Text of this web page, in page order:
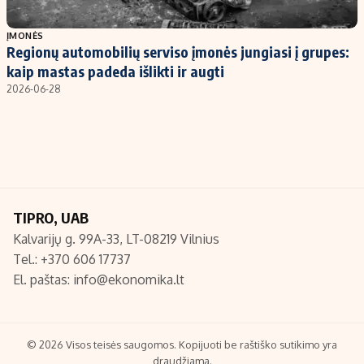
Populiarios temos
Investavimas
Akcijų rinka
Titulinis
Nedarbo išmokos skaičiuoklė
Redakcija
Turinio žymėjimo taisyklės
ĮMONĖS
Regionų automobilių serviso įmonės jungiasi į grupes:
kaip mastas padeda išlikti ir augti
2026-06-28
TIPRO, UAB
Kalvarijų g. 99A-33, LT-08219 Vilnius
Tel.: +370 606 17737
El. paštas: info@ekonomika.lt
© 2026 Visos teisės saugomos. Kopijuoti be raštiško sutikimo yra
draudžiama.